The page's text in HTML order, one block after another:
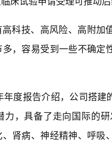
科技、高风险、高附
，容易受到一些不确
年度报告介绍，公司搭
力，具备了走向国际的
肾病、神经精神、呼